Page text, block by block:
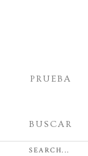
PRUEBA
BUSCAR